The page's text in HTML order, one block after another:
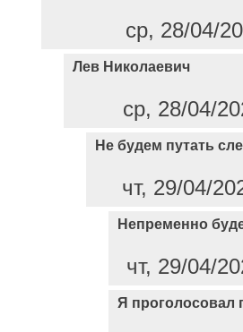
ср, 28/04/
Лев Николаевич
ср, 28/04/
Не будем путать
чт, 29/04/
Непременно
чт, 29/04/
Я проголосовал